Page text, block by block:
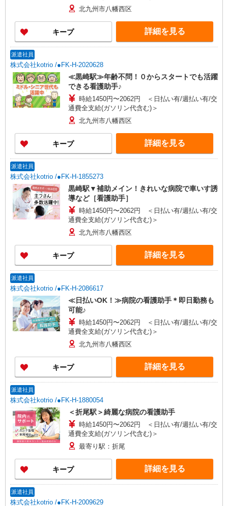
北九州市八幡西区
キープ 詳細を見る
派遣社員
株式会社kotrio /●FK-H-2020628
≪黒崎駅≫年齢不問！０からスタートでも活躍
できる看護助手♪
時給1450円〜2062円 ＜日払い有/週払い有/交
通費全支給(ガソリン代含む)＞
北九州市八幡西区
キープ 詳細を見る
派遣社員
株式会社kotrio /●FK-H-1855273
黒崎駅▼補助メイン！きれいな病院で車いす誘
導など［看護助手］
時給1450円〜2062円 ＜日払い有/週払い有/交
通費全支給(ガソリン代含む)＞
北九州市八幡西区
キープ 詳細を見る
派遣社員
株式会社kotrio /●FK-H-2086617
≪日払いOK！≫病院の看護助手＊即日勤務も
可能♪
時給1450円〜2062円 ＜日払い有/週払い有/交
通費全支給(ガソリン代含む)＞
北九州市八幡西区
キープ 詳細を見る
派遣社員
株式会社kotrio /●FK-H-1880054
＜折尾駅＞綺麗な病院の看護助手
時給1450円〜2062円 ＜日払い有/週払い有/交
通費全支給(ガソリン代含む)＞
最寄り駅：折尾
キープ 詳細を見る
派遣社員
株式会社kotrio /●FK-H-2009629